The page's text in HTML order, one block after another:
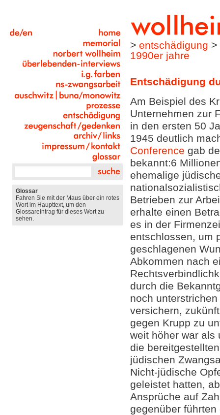
Glossar
Fahren Sie mit der Maus über ein rotes
Wort im Haupttext, um den
Glossareintrag für dieses Wort zu
sehen.
> entschädigung >
1990er jahre
Entschädigung
Am Beispiel des
Unternehmen zur
in den ersten 50
1945 deutlich
Conference gab
bekannt:6
ehemalige
Betrieben zur
erhalte einen
es in der
entschlossen, um
geschlagenen
Abkommen nach
durch die
noch
versichern,
gegen Krupp zu
weit höher war als
die
jüdischen
Nicht-jüdische
geleistet hatten,
Ansprüche auf
gegenüber